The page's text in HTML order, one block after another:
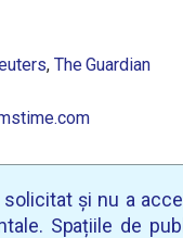
, The Guardian
solicitat și nu a
Spațiile de